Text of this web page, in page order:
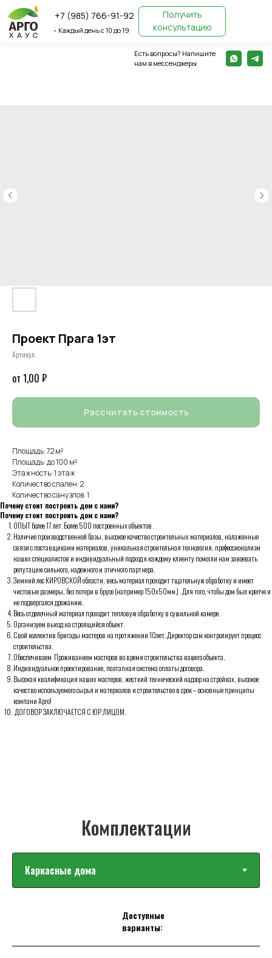
Получить
консультацию
+7 (985) 766-91-92
Каждый день с 10 до 19
Есть вопросы? Напишите
Проект Прага 1эт
Артикул:
1,00 ₽
Рассчитать стоимость
Площадь: 72 м²
Площадь: до 100 м²
Этажность: 1 этаж
Количество спален: 2
Количество санузлов: 1
Почему стоит построить дом с нами?
Почему стоит построить дом с нами?
ОПЫТ более 17 лет. Более 500 построенных объектов .
Наличие производственной базы, высокое качество строительных материалов, налаженные
связи с поставщиками материалов, уникальная строительная технология, профессионализм
наших специалистов и индивидуальный подход к каждому клиенту помогли нам завоевать
репутацию сильного, надежного и этичного партнера.
Зимний лес КИРОВСКОЙ области, весь материал проходит тщательную обработку и имеет
чистовые размеры, без потери в брусе (например 150х50мм.) . Для того, чтобы дом был крепче и
не подвергался дрожанию.
Весь отделочный материал проходит тепловую обработку в сушильной камере.
Организуем выезд на строящийся объект.
Свой коллектив бригады мастеров на протяжении 10лет. Директор сам контролирует процесс
строительства.
Обеспечиваем Проживанием мастеров во время строительства вашего объекта.
Индивидуальное проектирование, поэтапная система оплаты договора.
Высокая квалификация наших мастеров, жесткий технический надзор на стройках, высокое
качество используемого сырья и материалов и строительство в срок – основные принципы
компани Арго!
ДОГОВОР ЗАКЛЮЧАЕТСЯ С ЮР.ЛИЦОМ.
Комплектации
Доступные
варианты: